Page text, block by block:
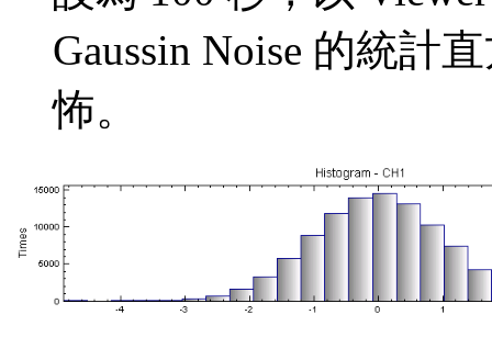
Gaussin Noise 的統計
怖。